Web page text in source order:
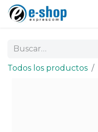
Todos los productos